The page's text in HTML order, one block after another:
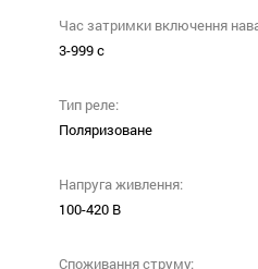
Час затримки включення
3-999 с
Тип реле:
Поляризоване
Напруга живлення:
100-420 В
Cпоживання струму: